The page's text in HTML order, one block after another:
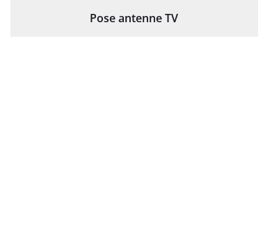
Pose antenne TV